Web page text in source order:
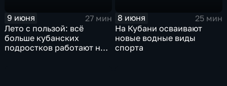
9 июня
27 мин
Лето с пользой: всё
больше кубанских
подростков работают на
8 июня
25 мин
На Кубани осваивают
новые водные виды
спорта